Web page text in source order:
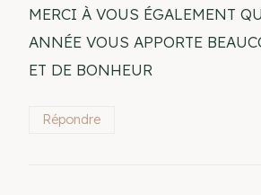
MERCI À VOUS ÉGALEMENT
ANNÉE VOUS APPORTE
ET DE BONHEUR
Répondre